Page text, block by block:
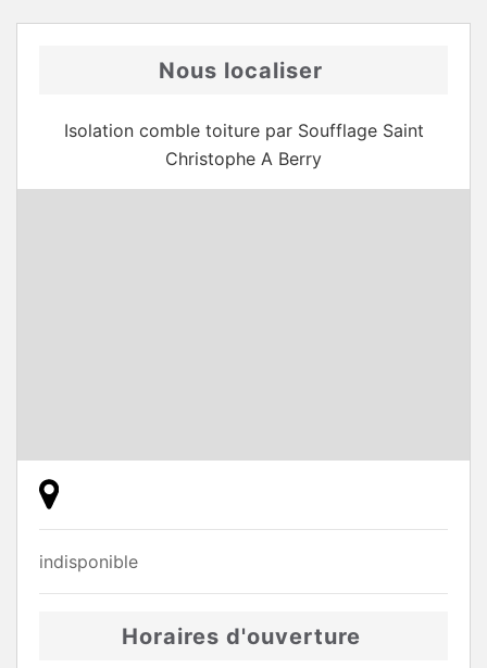
Nous localiser
Isolation comble toiture par Soufflage Saint
Christophe A Berry
indisponible
Horaires d'ouverture